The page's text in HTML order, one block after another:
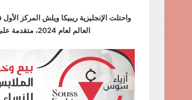
و
ن
واحتلت الإنجليزية ريبيكا ويلش المركز
العالم لعام 2024، متقدمة على الفرنسية ستيفاني فرابارت، والسويدية تيس أولوفسون.